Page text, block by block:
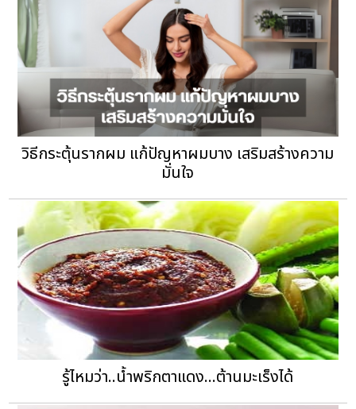
วิธีกระตุ้นรากผม แก้ปัญหาผมบาง เสริมสร้างความ
มั่นใจ
รู้ไหมว่า..น้ำพริกตาแดง...ต้านมะเร็งได้